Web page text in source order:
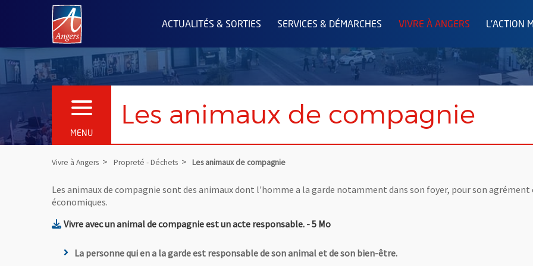
Angers.fr : Retour à l'accueil
ACTUALITÉS & SORTIES SERVICES & DÉMARCHES VIVRE À ANGERS L'ACTION
MENU
OUVRIR LE MENU Les animaux de compagnie
Vivre à Angers Propreté - Déchets Les animaux de compagnie
Les animaux de compagnie sont des animaux dont l'homme a la garde notamment dans son foyer, pour son
économiques.
Vivre avec un animal de compagnie est un acte responsable., Fichier au format Pdf
- 5 Mo, Ouvre une nouvelle fenêtre
La personne qui en a la garde est responsable de son animal et de son bien-être.